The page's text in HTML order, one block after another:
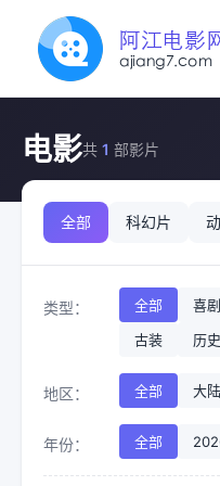
电影共 1 部影片
全部 科幻片
类型： 全部 喜剧
古装
历史
地区： 全部 大陆
年份： 全部